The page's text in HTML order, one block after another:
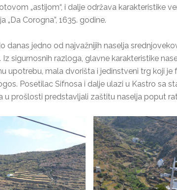
„astijom“, i dalje održava karakteristike
„Da Corogna”, 1635. godine.
danas jedno od najvažnijih naselja
Iz sigurnosnih razloga, glavne karakteristike
upotrebu, mala dvorišta i jedinstveni trg koji je
Posetilac Sifnosa i dalje ulazi u Kastro sa
u prošlosti predstavljali zaštitu naselja poput